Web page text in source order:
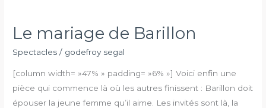
Le mariage de Barillon
Spectacles / godefroy segal
[column width= »47% » padding= »6% »] Voici enfin une
pièce qui commence là où les autres finissent : Barillon doit
épouser la jeune femme qu’il aime. Les invités sont là, la
Le
de
Barillon